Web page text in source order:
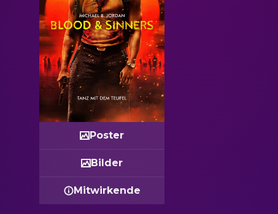
Poster
Bilder
Mitwirkende